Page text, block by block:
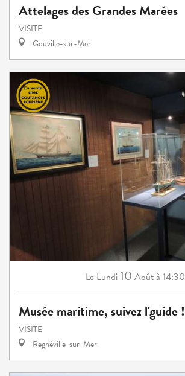
Attelages des Grandes Marées
VISITE
Gouville-sur-Mer
Le Lundi 10 Aoûtà 14:30
Musée maritime, suivez l'guide !
VISITE
Regnéville-sur-Mer